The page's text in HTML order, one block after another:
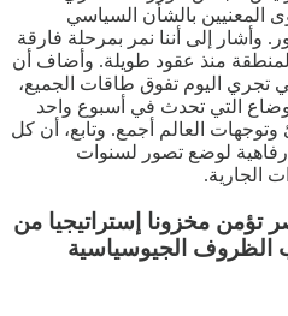
المعنيين بالشأن السياسي
وأشار إلى أننا نمر بمرحلة فارقة
المنطقة منذ عقود طويلة. وأضاف أن
تجري اليوم تفوق طاقات الجميع،
التي تحدث في أسبوع واحد
العالم أجمع. وتابع، أن كل
رفاهية لوضع تصور لسنوات
الجارية.
مخزونا إستراتيجيا من
الظروف الجيوسياسية